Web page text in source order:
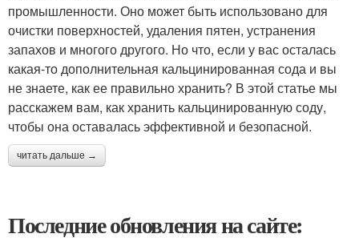
промышленности. Оно может быть использовано для
очистки поверхностей, удаления пятен, устранения
запахов и многого другого. Но что, если у вас осталась
какая-то дополнительная кальцинированная сода и вы
не знаете, как ее правильно хранить? В этой статье мы
расскажем вам, как хранить кальцинированную соду,
чтобы она оставалась эффективной и безопасной.
читать дальше →
Последние обновления на сайте: